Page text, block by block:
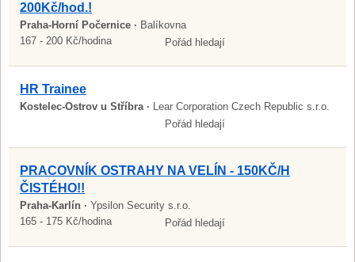
200Kč/hod.!
Praha-Horní Počernice · Balíkovna
167 - 200 Kč/hodina
Pořád hledají
HR Trainee
Kostelec-Ostrov u Stříbra · Lear Corporation Czech Republic s.r.o.
Pořád hledají
PRACOVNÍK OSTRAHY NA VELÍN - 150KČ/H
ČISTÉHO!!
Praha-Karlín · Ypsilon Security s.r.o.
165 - 175 Kč/hodina
Pořád hledají